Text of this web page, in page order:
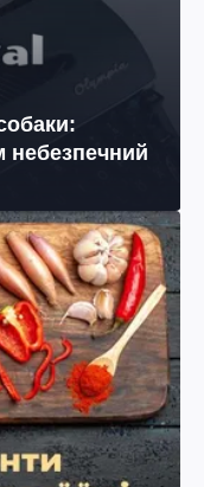
небезпечний